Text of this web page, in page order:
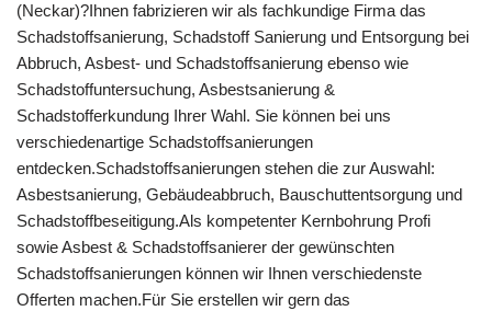
(Neckar)?Ihnen fabrizieren wir als fachkundige Firma das
Schadstoffsanierung, Schadstoff Sanierung und Entsorgung bei
Abbruch, Asbest- und Schadstoffsanierung ebenso wie
Schadstoffuntersuchung, Asbestsanierung &
Schadstofferkundung Ihrer Wahl. Sie können bei uns
verschiedenartige Schadstoffsanierungen
entdecken.Schadstoffsanierungen stehen die zur Auswahl:
Asbestsanierung, Gebäudeabbruch, Bauschuttentsorgung und
Schadstoffbeseitigung.Als kompetenter Kernbohrung Profi
sowie Asbest & Schadstoffsanierer der gewünschten
Schadstoffsanierungen können wir Ihnen verschiedenste
Offerten machen.Für Sie erstellen wir gern das